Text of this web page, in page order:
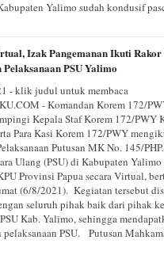
Yalimo sudah kondusif
Izak Pangemanan Ikuti Rakor
Pelaksanaan PSU Yalimo
- klik judul untuk membaca
- Komandan Korem 172/
Kepala Staf Korem 172/PWY
Para Kasi Korem 172/PWY
Putusan MK No. 145/
Ulang (PSU) di Kabupaten Yalimo
Provinsi Papua secara Virtual,
(6/8/2021). Kegiatan tersebut
seluruh pihak baik dari pihak
Kab. Yalimo, sehingga
pelaksanaan PSU. Putusan